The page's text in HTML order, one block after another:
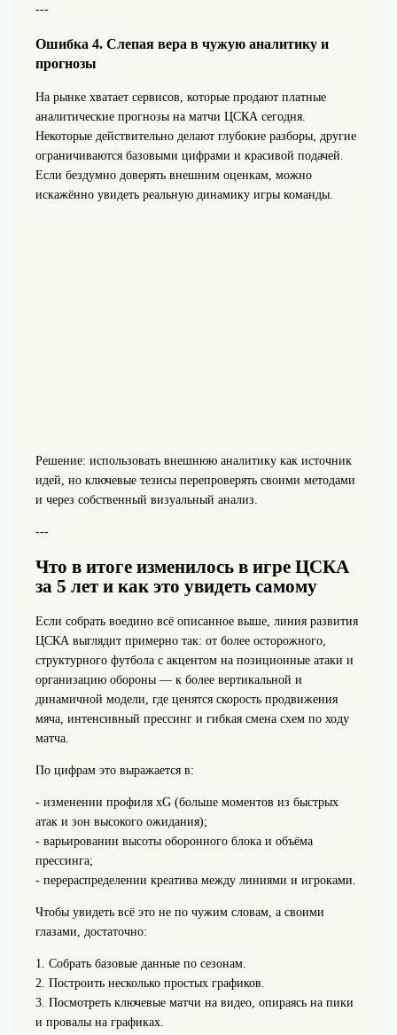
---
Ошибка 4. Слепая вера в чужую аналитику и
прогнозы
На рынке хватает сервисов, которые продают платные
аналитические прогнозы на матчи ЦСКА сегодня.
Некоторые действительно делают глубокие разборы, другие
ограничиваются базовыми цифрами и красивой подачей.
Если бездумно доверять внешним оценкам, можно
искажённо увидеть реальную динамику игры команды.
Решение: использовать внешнюю аналитику как источник
идей, но ключевые тезисы перепроверять своими методами
и через собственный визуальный анализ.
---
Что в итоге изменилось в игре ЦСКА
за 5 лет и как это увидеть самому
Если собрать воедино всё описанное выше, линия развития
ЦСКА выглядит примерно так: от более осторожного,
структурного футбола с акцентом на позиционные атаки и
организацию обороны — к более вертикальной и
динамичной модели, где ценятся скорость продвижения
мяча, интенсивный прессинг и гибкая смена схем по ходу
матча.
По цифрам это выражается в:
- изменении профиля xG (больше моментов из быстрых
атак и зон высокого ожидания);
- варьировании высоты оборонного блока и объёма
прессинга;
- перераспределении креатива между линиями и игроками.
Чтобы увидеть всё это не по чужим словам, а своими
глазами, достаточно:
1. Собрать базовые данные по сезонам.
2. Построить несколько простых графиков.
3. Посмотреть ключевые матчи на видео, опираясь на пики
и провалы на графиках.